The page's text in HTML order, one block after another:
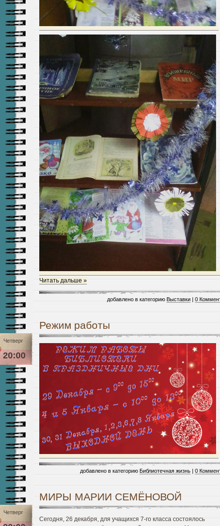
Читать дальше »
добавлено в категорию Выставки | 0
Режим работы
Четверг
20:00
добавлено в категорию Библиотечная жизнь | 0
МИРЫ МАРИИ СЕМЁНОВОЙ
Четверг
Сегодня, 26 декабря, для учащихся 7-го класса состоялось